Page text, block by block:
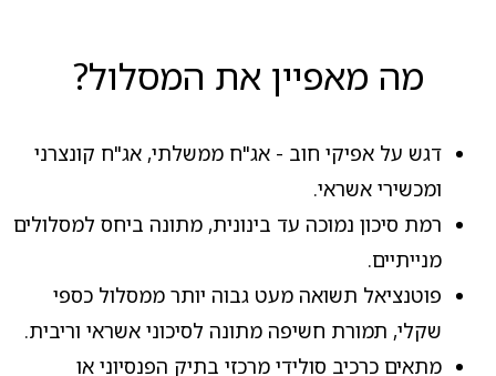
מה מאפיין את המסלול?
דגש על אפיקי חוב - אג"ח ממשלתי, אג"ח קונצרני
ומכשירי אשראי.
רמת סיכון נמוכה עד בינונית, מתונה ביחס למסלולים
מנייתיים.
פוטנציאל תשואה מעט גבוה יותר ממסלול כספי
שקלי, תמורת חשיפה מתונה לסיכוני אשראי וריבית.
מתאים כרכיב סולידי מרכזי בתיק הפנסיוני או